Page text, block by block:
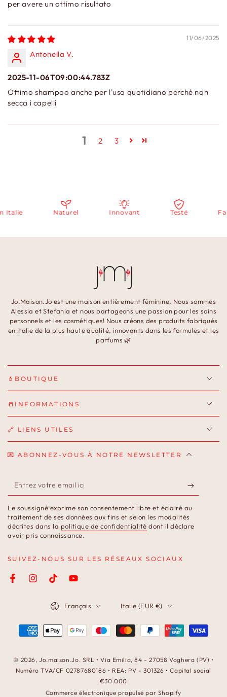
per avere un ottimo risultato
11/06/2025
Antonella V.
2025-11-06T09:00:44.783Z
Ottimo shampoo anche per l'uso quotidiano perchè non
secca i capelli
1 2 3
Naturel Innovant Testé
Jo.Maison.Jo est une maison entièrement féminine. Nous sommes
Alessia et Stefania et nous partageons une passion pour les soins
personnels et les cosmétiques! Nous créons des produits fabriqués
en Italie de la plus haute qualité, innovants dans les formules et les
parfums 🌿
💄BOUTIQUE
📒INFORMATIONS
🔗 LIENS UTILES
💌 ABONNEZ-VOUS À NOTRE NEWSLETTER
Entrez
votre
email
ici
Le soussigné exprime son consentement libre et éclairé au
traitement de ses données aux fins et selon les modalités
décrites dans la politique de confidentialité dont il déclare
avoir pris connaissance.
SUIVEZ-NOUS SUR LES RÉSEAUX SOCIAUX
FacebookInstagramTikTokYouTube
© 2026,Jo.maison.Jo. SRL • Via Emilia, 84 - 27058 Voghera (PV) •
Numéro TVA/CF 02787680186 • REA: PV - 301326 • Capital social
€30.000
Commerce électronique propulsé par Shopify
Français Italie (EUR €)
Modes
paiement